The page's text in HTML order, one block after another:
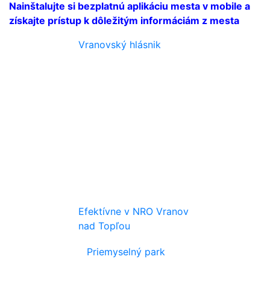
Nainštalujte si bezplatnú aplikáciu mesta v mobile a
získajte prístup k dôležitým informáciám z mesta
Vranovský hlásnik
Efektívne v NRO Vranov
nad Topľou
Priemyselný park